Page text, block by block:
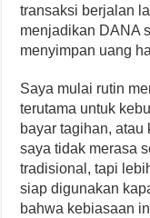
transaksi berjalan
menjadikan DANA
menyimpan uang
Saya mulai rutin
terutama untuk
bayar tagihan, atau
saya tidak merasa
tradisional, tapi
siap digunakan
bahwa kebiasaan